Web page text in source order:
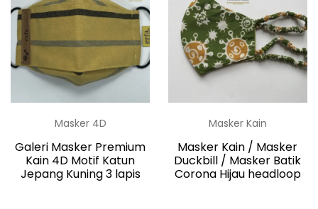
Masker 4D
Galeri Masker Premium
Kain 4D Motif Katun
Jepang Kuning 3 lapis
Masker Kain
Masker Kain / Masker
Duckbill / Masker Batik
Corona Hijau headloop